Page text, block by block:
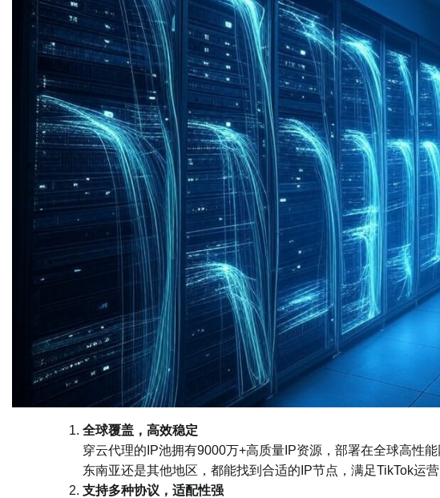
全球覆盖，高效稳定
穿云代理的IP池拥有9000万+高质量IP资源，部署在全球高性
东南亚还是其他地区，都能找到合适的IP节点，满足TikTok运营
支持多种协议，适配性强